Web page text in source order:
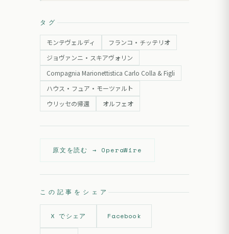
タグ
モンテヴェルディ フランコ・チッテリオ
ジョヴァンニ・スキアヴォリン
Compagnia Marionettistica Carlo Colla & Figli
ハウス・フュア・モーツァルト
ウリッセの帰還 オルフェオ
原文を読む → OperaWire
この記事をシェア
X でシェア Facebook